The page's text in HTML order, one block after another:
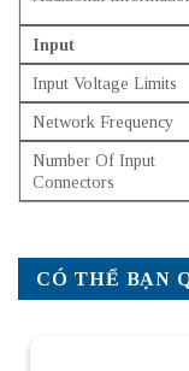
Input
Input Voltage Limits
Network Frequency
Number Of Input
Connectors
CÓ THỂ BẠN